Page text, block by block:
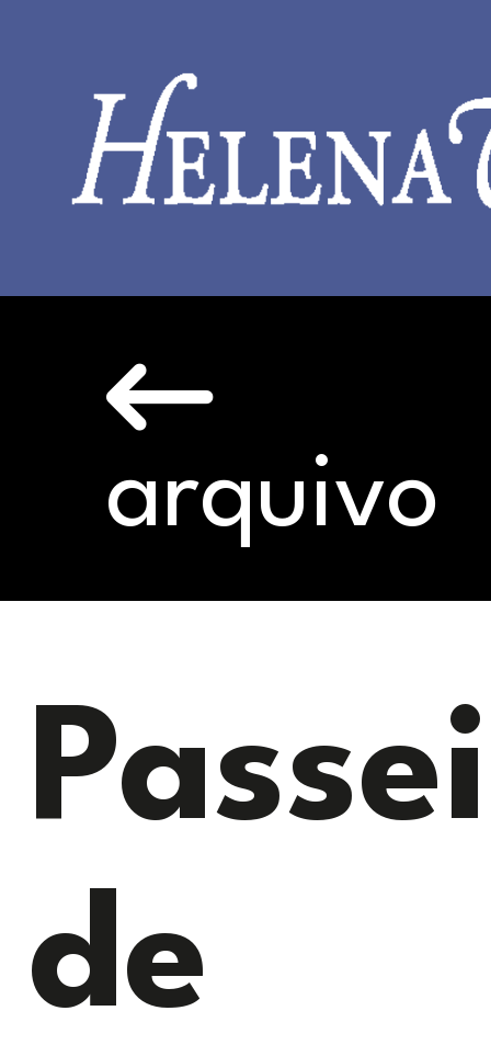
arquivo
de